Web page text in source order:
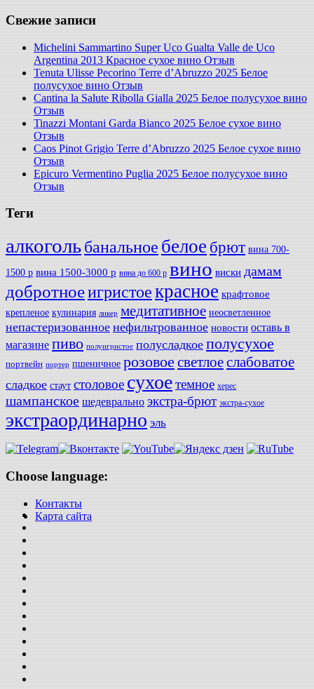
Свежие записи
Michelini Sammartino Super Uco Gualta Valle de Uco
Argentina 2013 Красное сухое вино Отзыв
Tenuta Ulisse Pecorino Terre d’Abruzzo 2025 Белое
полусухое вино Отзыв
Cantina la Salute Ribolla Gialla 2025 Белое полусухое вино
Отзыв
Tinazzi Montani Garda Bianco 2025 Белое сухое вино
Отзыв
Caos Pinot Grigio Terre d’Abruzzo 2025 Белое сухое вино
Отзыв
Epicuro Vermentino Puglia 2025 Белое полусухое вино
Отзыв
Теги
алкогольбанальное белое брют вина 700-
1500 р вина 1500-3000 р вина до 600 р вино виски дамам
добротноеигристоекрасное крафтовое
крепленое кулинария ликер медитативное неосветленное
непастеризованное нефильтрованное новости оставь в
магазине пиво полуигристое полусладкое полусухое
портвейн портер пшеничное розовое светлоеслабоватое
сладкое стаут столовое сухоетемное херес
шампанское шедеврально экстра-брют экстра-сухое
экстраординарно эль
Choose language:
Контакты
Карта сайта